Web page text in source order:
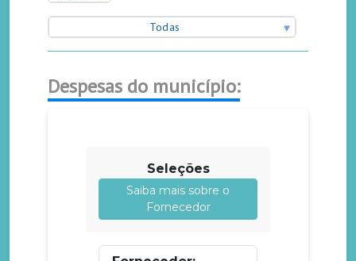
Todas
Despesas do município:
Seleções
Saiba mais sobre o
Fornecedor